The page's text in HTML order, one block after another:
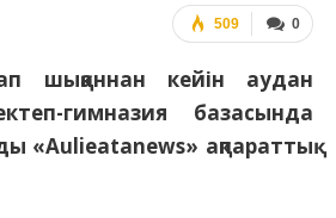
0
509
шыққаннан кейін аудан
гимназия базасында
«Aulieatanews» ақпараттық